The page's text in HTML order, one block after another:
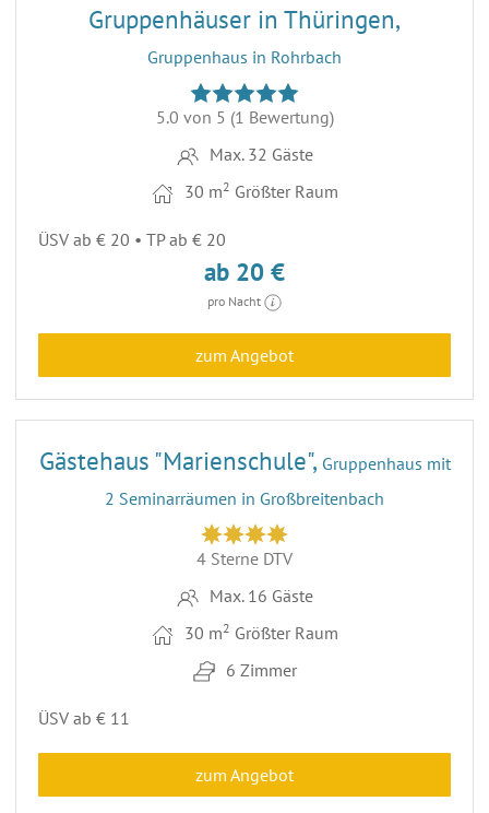
Gruppenhäuser in Thüringen,
Gruppenhaus in Rohrbach
5.0 von 5 (1 Bewertung)
Max. 32 Gäste
30 m2 Größter Raum
ÜSV ab € 20 • TP ab € 20
ab 20 €
pro Nacht
zum Angebot
41 ENTFERNUNG 44,3 KM
Gästehaus "Marienschule", Gruppenhaus mit
2 Seminarräumen in Großbreitenbach
4 Sterne DTV
Max. 16 Gäste
30 m2 Größter Raum
6 Zimmer
ÜSV ab € 11
zum Angebot